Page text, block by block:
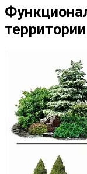
территории